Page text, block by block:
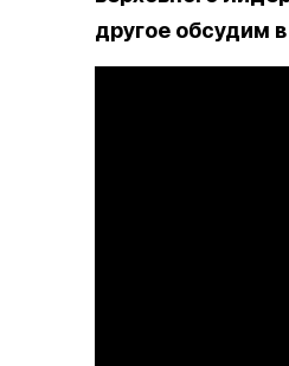
другое обсудим